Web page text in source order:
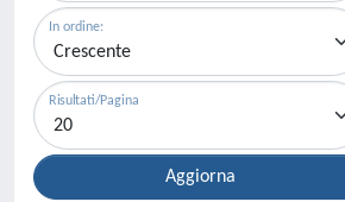
In ordine:
Risultati/Pagina